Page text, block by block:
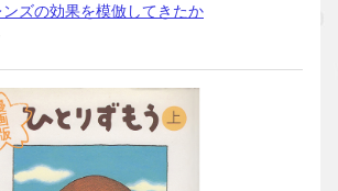
ズの効果を模倣してきたか